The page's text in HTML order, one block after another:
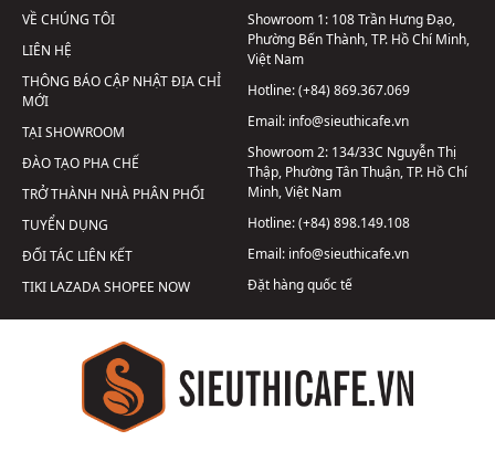
VỀ CHÚNG TÔI
LIÊN HỆ
THÔNG BÁO CẬP NHẬT ĐỊA CHỈ
MỚI
TẠI SHOWROOM
ĐÀO TẠO PHA CHẾ
TRỞ THÀNH NHÀ PHÂN PHỐI
TUYỂN DỤNG
ĐỐI TÁC LIÊN KẾT
TIKI LAZADASHOPEE NOW
Showroom 1: 108 Trần Hưng Đạo,
Phường Bến Thành, TP. Hồ Chí Minh,
Việt Nam
Hotline:(+84) 869.367.069
Email: info@sieuthicafe.vn
Showroom 2: 134/33C Nguyễn Thị
Thập, Phường Tân Thuận, TP. Hồ Chí
Minh, Việt Nam
Hotline:(+84) 898.149.108
Email: info@sieuthicafe.vn
Đặt hàng quốc tế